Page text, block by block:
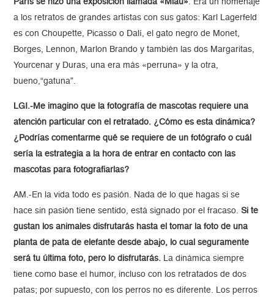
a los retratos de grandes artistas con sus gatos: Karl Lagerfeld
es con Choupette, Picasso o Dalí, el gato negro de Monet,
Borges, Lennon, Marlon Brando y también las dos Margaritas,
Yourcenar y Duras, una era más «perruna» y la otra,
bueno,“gatuna”.
LGI.-Me imagino que la fotografía de mascotas requiere una
atención particular con el retratado. ¿Cómo es esta dinámica?
¿Podrías comentarme qué se requiere de un fotógrafo o cuál
sería la estrategia a la hora de entrar en contacto con las
mascotas para fotografiarlas?
AM.-En la vida todo es pasión. Nada de lo que hagas si se
hace sin pasión tiene sentido, está signado por el fracaso. Si te
gustan los animales disfrutarás hasta el tomar la foto de una
planta de pata de elefante desde abajo, lo cual seguramente
será tu última foto, pero lo disfrutarás. La dinámica siempre
tiene como base el humor, incluso con los retratados de dos
patas; por supuesto, con los perros no es diferente. Los perros